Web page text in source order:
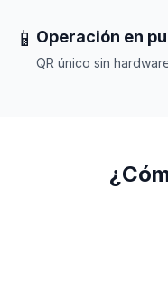
📱 Operación en
QR único sin